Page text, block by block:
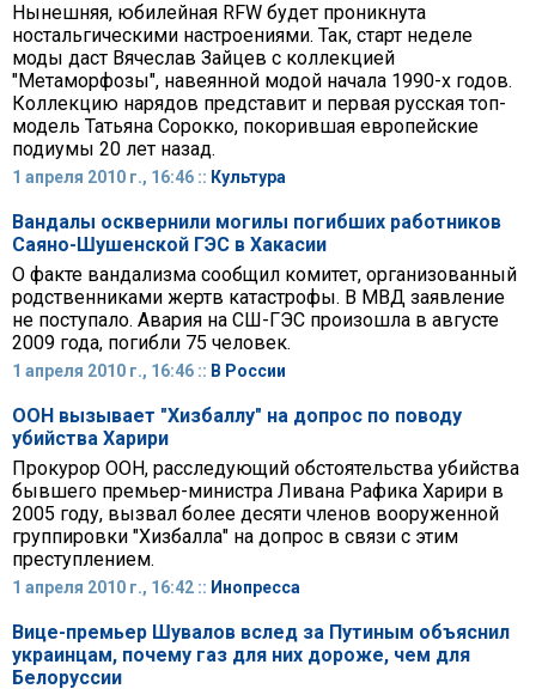
Нынешняя, юбилейная RFW будет проникнута
ностальгическими настроениями. Так, старт неделе
моды даст Вячеслав Зайцев с коллекцией
"Метаморфозы", навеянной модой начала 1990-х годов.
Коллекцию нарядов представит и первая русская топ-
модель Татьяна Сорокко, покорившая европейские
подиумы 20 лет назад.
1 апреля 2010 г., 16:46 :: Культура
Вандалы осквернили могилы погибших работников
Саяно-Шушенской ГЭС в Хакасии
О факте вандализма сообщил комитет, организованный
родственниками жертв катастрофы. В МВД заявление
не поступало. Авария на СШ-ГЭС произошла в августе
2009 года, погибли 75 человек.
1 апреля 2010 г., 16:46 :: В России
ООН вызывает "Хизбаллу" на допрос по поводу
убийства Харири
Прокурор ООН, расследующий обстоятельства убийства
бывшего премьер-министра Ливана Рафика Харири в
2005 году, вызвал более десяти членов вооруженной
группировки "Хизбалла" на допрос в связи с этим
преступлением.
1 апреля 2010 г., 16:42 :: Инопресса
Вице-премьер Шувалов вслед за Путиным объяснил
украинцам, почему газ для них дороже, чем для
Белоруссии